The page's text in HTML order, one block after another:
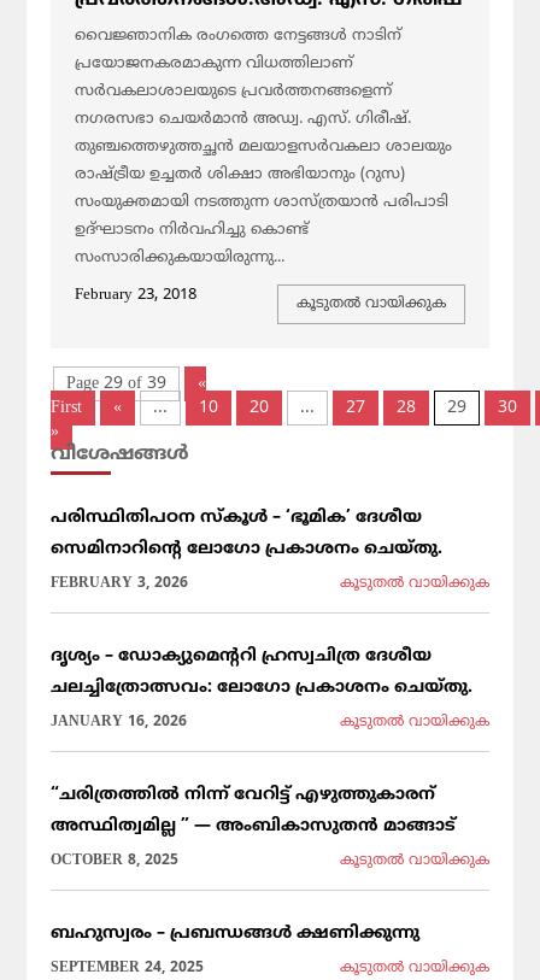
വൈജ്ഞാനിക രംഗത്തെ നേട്ടങ്ങള്‍ നാടിന്
പ്രയോജനകരമാകുന്ന വിധത്തിലാണ്
സര്‍വകലാശാലയുടെ പ്രവര്‍ത്തനങ്ങളെന്ന്
നഗരസഭാ ചെയര്‍മാന്‍ അഡ്വ. എസ്. ഗിരീഷ്.
തുഞ്ചത്തെഴുത്തച്ഛന്‍ മലയാളസര്‍വകലാ ശാലയും
രാഷ്ട്രീയ ഉച്ചതര്‍ ശിക്ഷാ അഭിയാനും (റുസ)
സംയുക്തമായി നടത്തുന്ന ശാസ്ത്രയാന്‍ പരിപാടി
ഉദ്ഘാടനം നിര്‍വഹിച്ചു കൊണ്ട്
സംസാരിക്കുകയായിരുന്നു...
February 23, 2018
കൂടുതല്‍ വായിക്കുക
Page 29 of 39
«
First
« ... 10 20 ... 27 28 29
30
»
വിശേഷങ്ങള്‍
പരിസ്ഥിതിപഠന സ്കൂൾ – ‘ഭൂമിക’ ദേശീയ
സെമിനാറിൻ്റെ ലോഗോ പ്രകാശനം ചെയ്തു.
FEBRUARY 3, 2026 കൂടുതല്‍ വായിക്കുക
ദൃശ്യം – ഡോക്യുമെന്ററി ഹ്രസ്വചിത്ര ദേശീയ
ചലച്ചിത്രോത്സവം: ലോഗോ പ്രകാശനം ചെയ്തു.
JANUARY 16, 2026 കൂടുതല്‍ വായിക്കുക
“ചരിത്രത്തിൽ നിന്ന് വേറിട്ട് എഴുത്തുകാരന്
അസ്ഥിത്വമില്ല ” — അംബികാസുതൻ മാങ്ങാട്
OCTOBER 8, 2025 കൂടുതല്‍ വായിക്കുക
ബഹുസ്വരം – പ്രബന്ധങ്ങൾ ക്ഷണിക്കുന്നു
SEPTEMBER 24, 2025 കൂടുതല്‍ വായിക്കുക